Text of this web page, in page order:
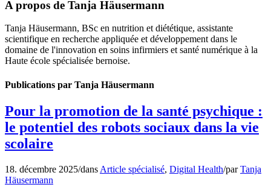
A propos de Tanja Häusermann
Tanja Häusermann, BSc en nutrition et diététique, assistante
scientifique en recherche appliquée et développement dans le
domaine de l'innovation en soins infirmiers et santé numérique à la
Haute école spécialisée bernoise.
Publications par Tanja Häusermann
Pour la promotion de la santé psychique :
le potentiel des robots sociaux dans la vie
scolaire
18. décembre 2025/dans Article spécialisé, Digital Health/parTanja
Häusermann